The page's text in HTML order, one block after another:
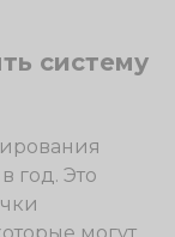
систему
год. Это